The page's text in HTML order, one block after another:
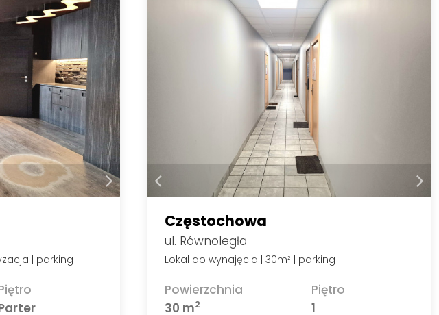
| parking
Częstochowa
ul. Równoległa
Lokal do wynajęcia | 30m² | parking
Powierzchnia
30 m2
Piętro
1